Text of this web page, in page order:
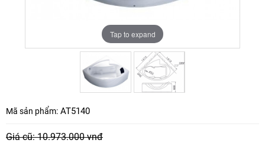
Tap to expand
Mã sản phẩm: AT5140
Giá cũ: 10.973.000 vnđ